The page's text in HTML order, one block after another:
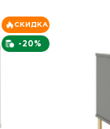
-20%
СКИДКА